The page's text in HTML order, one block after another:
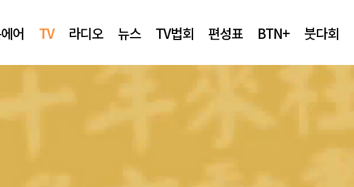
어 TV 라디오 뉴스 TV법회 편성표 BTN+ 붓다회